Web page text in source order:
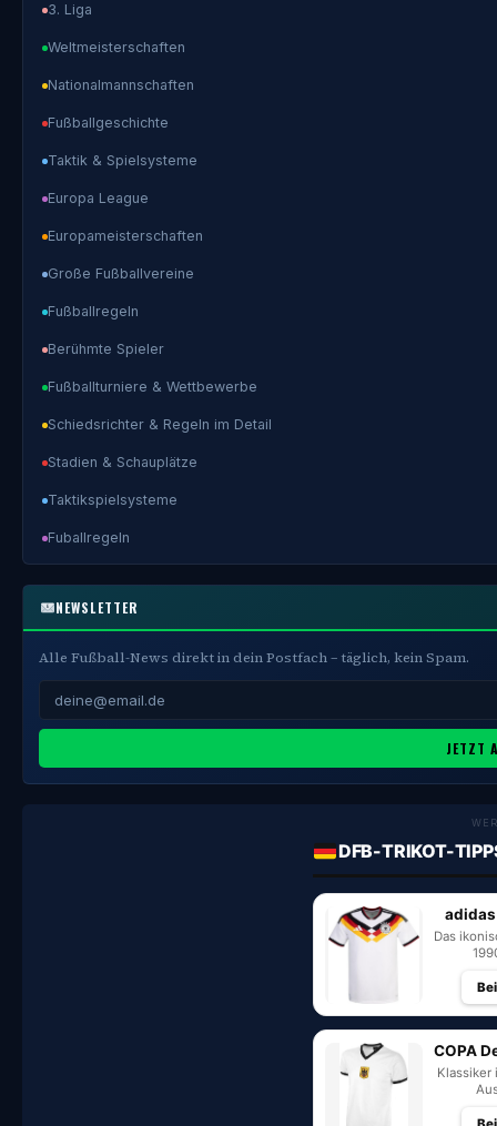
3. Liga
Weltmeisterschaften
Nationalmannschaften
Fußballgeschichte
Taktik & Spielsysteme
Europa League
Europameisterschaften
Große Fußballvereine
Fußballregeln
Berühmte Spieler
Fußballturniere & Wettbewerbe
Schiedsrichter & Regeln im Detail
Stadien & Schauplätze
Taktikspielsysteme
Fuballregeln
NEWSLETTER
Alle Fußball-News direkt in dein Postfach – täglich, kein Spam.
JETZT
DFB-TRIKOT-
Das
COPA
Klassiker